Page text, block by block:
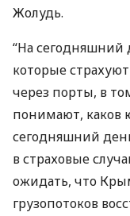
Жолудь.
“На
которые
через порты, в
понимают, каков
сегодняшний
в страховые
ожидать, что
грузопотоков